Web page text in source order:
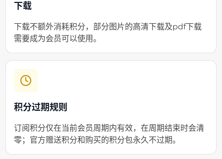
下载
下载不额外消耗积分，部分图片的高清下载及pdf下载
需要成为会员可以使用。
积分过期规则
订阅积分仅在当前会员周期内有效，在周期结束时会清
零；官方赠送积分和购买的积分包永久不过期。